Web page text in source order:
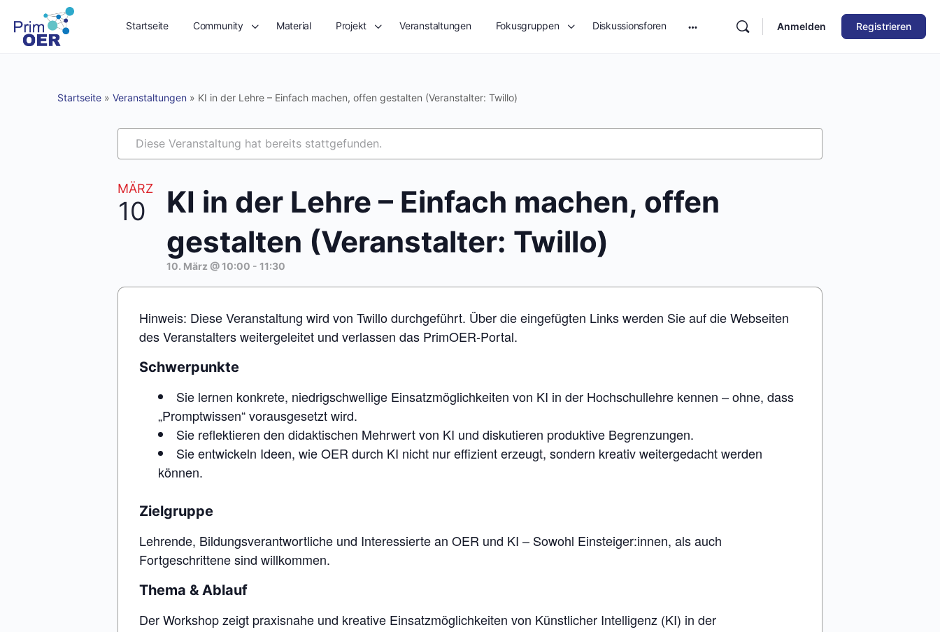
Startseite Community Material Projekt Veranstaltungen Fokusgruppen Diskussionsforen Anmelden Registrieren
Startseite » Veranstaltungen » KI in der Lehre – Einfach machen, offen gestalten (Veranstalter: Twillo)
Diese Veranstaltung hat bereits stattgefunden.
MÄRZ
10
KI in der Lehre – Einfach machen, offen
gestalten (Veranstalter: Twillo)
10. März @ 10:00 - 11:30
Hinweis: Diese Veranstaltung wird von Twillo durchgeführt. Über die eingefügten Links werden Sie auf die Webseiten
des Veranstalters weitergeleitet und verlassen das PrimOER-Portal.
Schwerpunkte
Sie lernen konkrete, niedrigschwellige Einsatzmöglichkeiten von KI in der Hochschullehre kennen – ohne, dass
„Promptwissen“ vorausgesetzt wird.
Sie reflektieren den didaktischen Mehrwert von KI und diskutieren produktive Begrenzungen.
Sie entwickeln Ideen, wie OER durch KI nicht nur effizient erzeugt, sondern kreativ weitergedacht werden
können.
Zielgruppe
Lehrende, Bildungsverantwortliche und Interessierte an OER und KI – Sowohl Einsteiger:innen, als auch
Fortgeschrittene sind willkommen.
Thema & Ablauf
Der Workshop zeigt praxisnahe und kreative Einsatzmöglichkeiten von Künstlicher Intelligenz (KI) in der